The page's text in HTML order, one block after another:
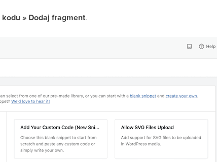
» Dodaj fragment.